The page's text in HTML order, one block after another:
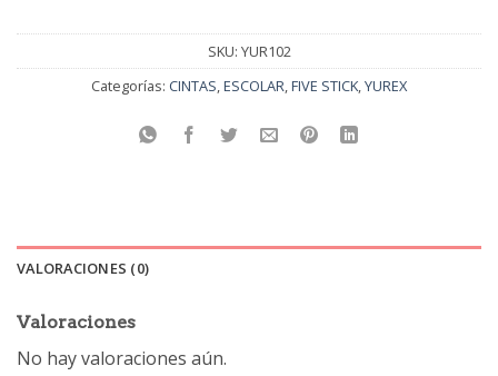
SKU: YUR102
Categorías: CINTAS,ESCOLAR,FIVE STICK,YUREX
VALORACIONES (0)
Valoraciones
No hay valoraciones aún.